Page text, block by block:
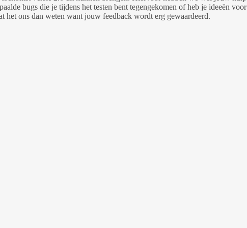
bugs die je tijdens het testen bent tegengekomen of heb je ideeën voor
het ons dan weten want jouw feedback wordt erg gewaardeerd.